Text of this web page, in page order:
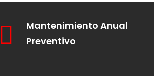
Mantenimiento Anual
Preventivo